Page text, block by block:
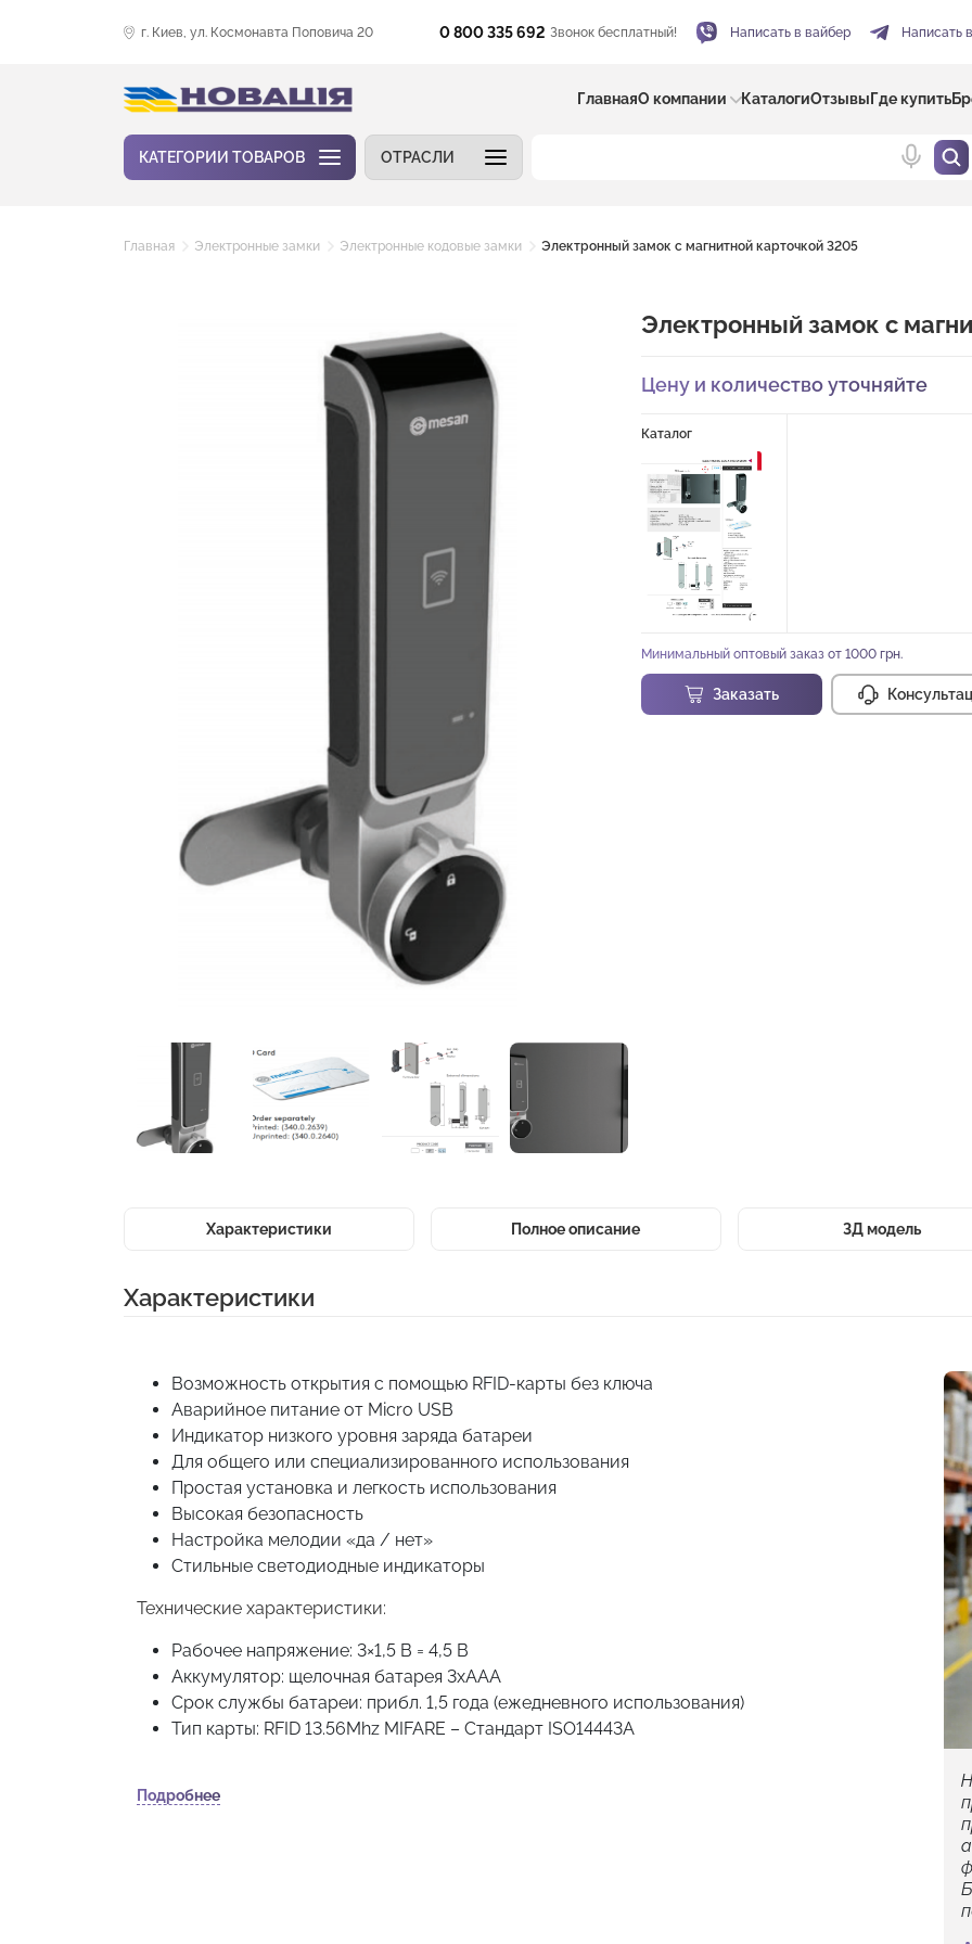
г. Киев, ул. Космонавта Поповича 20 0 800 335 692 Звонок бесплатный! Написать в вайбер Написать
ГлавнаяО компании КаталогиОтзывы Где купить
КАТЕГОРИИ ТОВАРОВ ОТРАСЛИ
Главная Электронные замки Электронные кодовые замки Электронный замок c магнитной карточкой 3205
Электронный замок c
Цену и количество уточняйте
Каталог
Минимальный оптовый заказ от 1000 грн.
Заказать
Характеристики Полное описание 3Д модель
Характеристики
Возможность открытия с помощью RFID-карты без ключа
Аварийное питание от Micro USB
Индикатор низкого уровня заряда батареи
Для общего или специализированного использования
Простая установка и легкость использования
Высокая безопасность
Настройка мелодии «да / нет»
Стильные светодиодные индикаторы
Технические характеристики:
Рабочее напряжение: 3×1,5 В = 4,5 В
Аккумулятор: щелочная батарея 3xAAA
Срок службы батареи: прибл. 1,5 года (ежедневного использования)
Тип карты: RFID 13.56Mhz MIFARE – Стандарт ISO14443A
Подробнее